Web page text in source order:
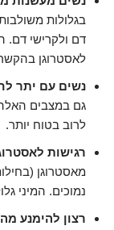
בגלולות
דם ולקרישי דם.
לאסטרוגן
נשים עם יתר
גם במצבים
לרוב בטוח יותר.
רגישות
מאסטרוגן
נמוכים. המיני
רצון להימנע